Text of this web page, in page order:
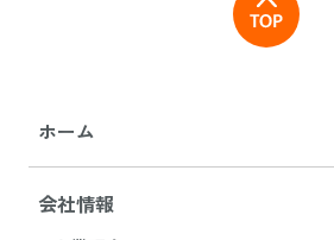
ホーム
会社情報